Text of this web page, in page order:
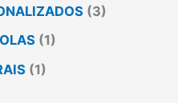
(3)
(1)
(1)